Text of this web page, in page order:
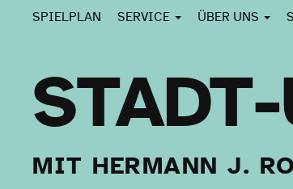
SPIELPLAN SERVICE ÜBER UNS
MIT HERMANN J.